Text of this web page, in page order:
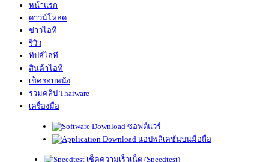
หน้าแรก
ดาวน์โหลด
ข่าวไอที
รีวิว
ทิปส์ไอที
สินค้าไอที
เช็ครอบหนัง
รวมคลิป Thaiware
เครื่องมือ
ซอฟต์แวร์
แอปพลิเคชันบนมือถือ
เช็คความเร็วเน็ต (Speedtest)